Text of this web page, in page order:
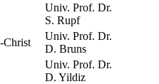
Univ. Prof. Dr.
S. Rupf
Christ
Univ. Prof. Dr.
D. Bruns
Univ. Prof. Dr.
D. Yildiz